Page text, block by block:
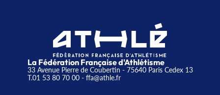
La Fédération Française d'Athlétisme
33 Avenue Pierre de Coubertin - 75640 Paris Cedex 13
T.01 53 80 70 00- ffa@athle.fr